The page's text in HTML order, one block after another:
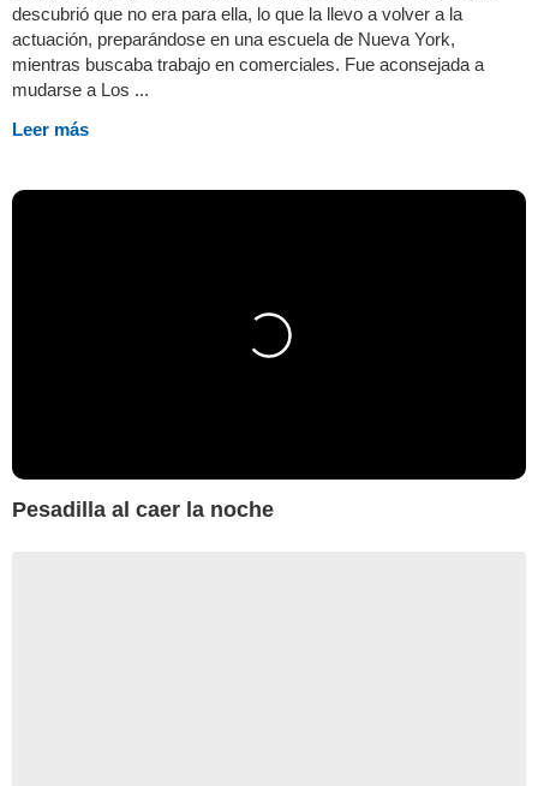
descubrió que no era para ella, lo que la llevo a volver a la
actuación, preparándose en una escuela de Nueva York,
mientras buscaba trabajo en comerciales. Fue aconsejada a
mudarse a Los ...
Leer más
Pesadilla al caer la noche